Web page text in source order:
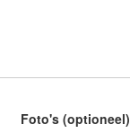
Foto's (optioneel)